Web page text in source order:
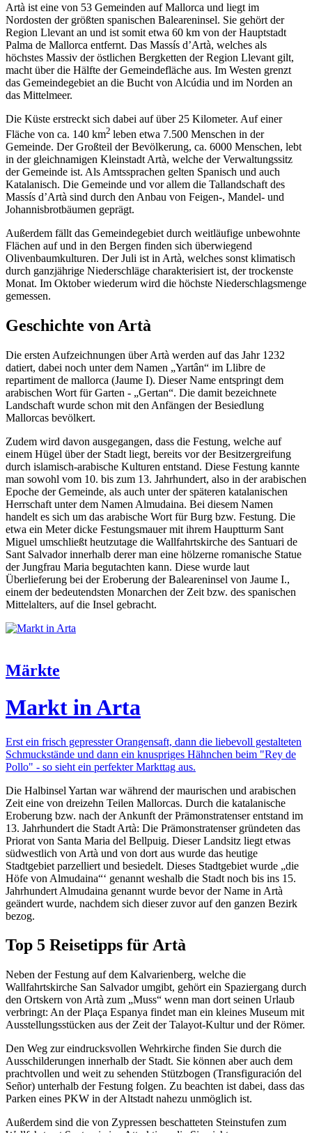
Artà ist eine von 53 Gemeinden auf Mallorca und liegt im
Nordosten der größten spanischen Baleareninsel. Sie gehört der
Region Llevant an und ist somit etwa 60 km von der Hauptstadt
Palma de Mallorca entfernt. Das Massís d’Artà, welches als
höchstes Massiv der östlichen Bergketten der Region Llevant gilt,
macht über die Hälfte der Gemeindefläche aus. Im Westen grenzt
das Gemeindegebiet an die Bucht von Alcúdia und im Norden an
das Mittelmeer.
Die Küste erstreckt sich dabei auf über 25 Kilometer. Auf einer
Fläche von ca. 140 km2 leben etwa 7.500 Menschen in der
Gemeinde. Der Großteil der Bevölkerung, ca. 6000 Menschen, lebt
in der gleichnamigen Kleinstadt Artà, welche der Verwaltungssitz
der Gemeinde ist. Als Amtssprachen gelten Spanisch und auch
Katalanisch. Die Gemeinde und vor allem die Tallandschaft des
Massís d’Artà sind durch den Anbau von Feigen-, Mandel- und
Johannisbrotbäumen geprägt.
Außerdem fällt das Gemeindegebiet durch weitläufige unbewohnte
Flächen auf und in den Bergen finden sich überwiegend
Olivenbaumkulturen. Der Juli ist in Artà, welches sonst klimatisch
durch ganzjährige Niederschläge charakterisiert ist, der trockenste
Monat. Im Oktober wiederum wird die höchste Niederschlagsmenge
gemessen.
Geschichte von Artà
Die ersten Aufzeichnungen über Artà werden auf das Jahr 1232
datiert, dabei noch unter dem Namen „Yartân“ im Llibre de
repartiment de mallorca (Jaume I). Dieser Name entspringt dem
arabischen Wort für Garten - „Gertan“. Die damit bezeichnete
Landschaft wurde schon mit den Anfängen der Besiedlung
Mallorcas bevölkert.
Zudem wird davon ausgegangen, dass die Festung, welche auf
einem Hügel über der Stadt liegt, bereits vor der Besitzergreifung
durch islamisch-arabische Kulturen entstand. Diese Festung kannte
man sowohl vom 10. bis zum 13. Jahrhundert, also in der arabischen
Epoche der Gemeinde, als auch unter der späteren katalanischen
Herrschaft unter dem Namen Almudaina. Bei diesem Namen
handelt es sich um das arabische Wort für Burg bzw. Festung. Die
etwa ein Meter dicke Festungsmauer mit ihrem Hauptturm Sant
Miguel umschließt heutzutage die Wallfahrtskirche des Santuari de
Sant Salvador innerhalb derer man eine hölzerne romanische Statue
der Jungfrau Maria begutachten kann. Diese wurde laut
Überlieferung bei der Eroberung der Baleareninsel von Jaume I.,
einem der bedeutendsten Monarchen der Zeit bzw. des spanischen
Mittelalters, auf die Insel gebracht.
Märkte
Markt in Arta
Erst ein frisch gepresster Orangensaft, dann die liebevoll gestalteten
Schmuckstände und dann ein knuspriges Hähnchen beim "Rey de
Pollo" - so sieht ein perfekter Markttag aus.
Die Halbinsel Yartan war während der maurischen und arabischen
Zeit eine von dreizehn Teilen Mallorcas. Durch die katalanische
Eroberung bzw. nach der Ankunft der Prämonstratenser entstand im
13. Jahrhundert die Stadt Artà: Die Prämonstratenser gründeten das
Priorat von Santa Maria del Bellpuig. Dieser Landsitz liegt etwas
südwestlich von Artà und von dort aus wurde das heutige
Stadtgebiet parzelliert und besiedelt. Dieses Stadtgebiet wurde „die
Höfe von Almudaina“‘ genannt weshalb die Stadt noch bis ins 15.
Jahrhundert Almudaina genannt wurde bevor der Name in Artà
geändert wurde, nachdem sich dieser zuvor auf den ganzen Bezirk
bezog.
Top 5 Reisetipps für Artà
Neben der Festung auf dem Kalvarienberg, welche die
Wallfahrtskirche San Salvador umgibt, gehört ein Spaziergang durch
den Ortskern von Artà zum „Muss“ wenn man dort seinen Urlaub
verbringt: An der Plaça Espanya findet man ein kleines Museum mit
Ausstellungsstücken aus der Zeit der Talayot-Kultur und der Römer.
Den Weg zur eindrucksvollen Wehrkirche finden Sie durch die
Ausschilderungen innerhalb der Stadt. Sie können aber auch dem
prachtvollen und weit zu sehenden Stützbogen (Transfiguración del
Señor) unterhalb der Festung folgen. Zu beachten ist dabei, dass das
Parken eines PKW in der Altstadt nahezu unmöglich ist.
Außerdem sind die von Zypressen beschatteten Steinstufen zum